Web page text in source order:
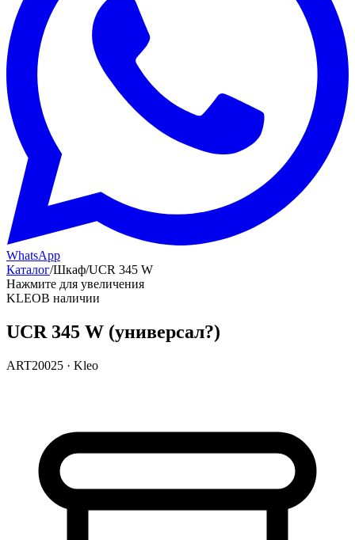
WhatsApp
Каталог/Шкаф/UCR 345 W
Нажмите для увеличения
KLEOВ наличии
UCR 345 W (универсал?)
ART20025 · Kleo